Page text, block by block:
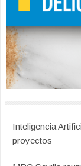
Inteligencia
proyectos